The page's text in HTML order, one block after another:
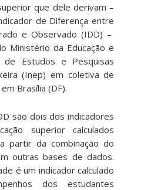
que dele derivam –
de Diferença entre
e Observado (IDD) –
Ministério da Educação e
Estudos e Pesquisas
(Inep) em coletiva de
Brasília (DF).
são dois dos indicadores
superior calculados
partir da combinação do
outras bases de dados.
é um indicador calculado
dos estudantes